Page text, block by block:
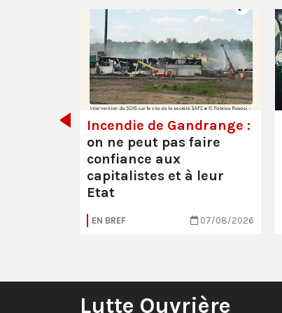
Incendie de Gandrange :
on ne peut pas faire
confiance aux
capitalistes et à leur
Etat
EN BREF 07/08/2026
Lutte Ouvrière